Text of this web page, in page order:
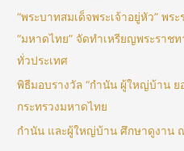
“พระบาทสมเด็จพระเจ้าอยู่หัว” พ
“มหาดไทย” จัดทำเหรียญพระรา
ทั่วประเทศ
พิธีมอบรางวัล “กำนัน ผู้ใหญ่บ้าน ย
กระทรวงมหาดไทย
กำนัน และผู้ใหญ่บ้าน ศึกษาดูงาน